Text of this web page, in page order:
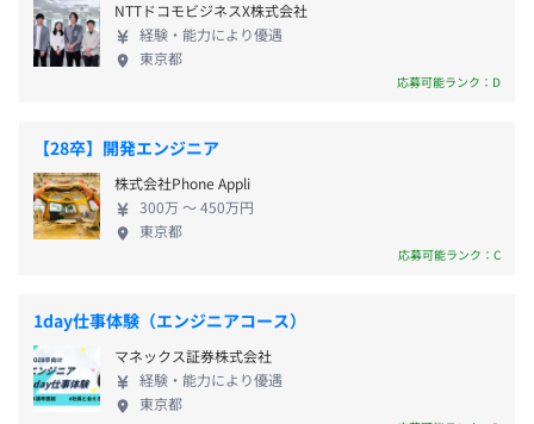
専門分野ごとの評価軸、専門職向けキャリアプランがあり
目標に対する成果や責任をわかりやすく評価し給与や賞与
に反映しています
全社135名
内エンジニア127名、その他総務・人事・事務アシスタン
ト
案件によりますが、5～6名のチーム体制で臨むことが多
いです
なし
キャリアコンサルティング制度の有無及びその内容
前年度の月平均所定外労働時間の実績
12.2日
前事業年度の育児休業取得者数／出産者数
男性3人/2人
美容室を中心に約400店舗で導入され、1,000名以上
のスタッフに利用されています。 自社開発に挑戦で
きる体制を持つのも、常駐案件による安定基盤があ
であり、経営判断にも常に技術者の視点を取り入れ
ています。 経験者であればスキル・志向に応じてプ
ロジェクトを選択でき、上流工程やリーダーポジシ
ョンにも積極的にチャレンジできます。 「現場を理
解する経営」と「技術者の裁量」を両立させた当社
か。
NTTドコモビジネスX株式会社
経験・能力により優遇
東京都
応募可能ランク：D
【28卒】開発エンジニア
株式会社Phone Appli
300万 〜 450万円
東京都
応募可能ランク：C
1day仕事体験（エンジニアコース）
マネックス証券株式会社
経験・能力により優遇
東京都